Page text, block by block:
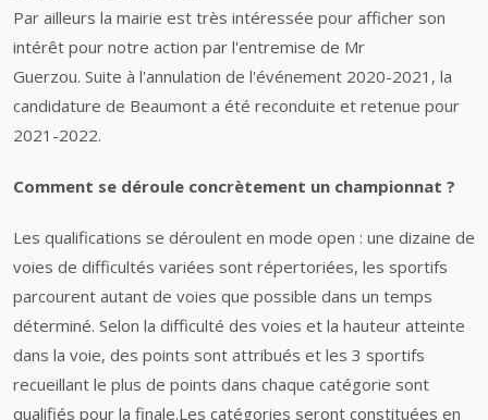
Par ailleurs la mairie est très intéressée pour afficher son
intérêt pour notre action par l'entremise de Mr
Guerzou. Suite à l'annulation de l'événement 2020-2021, la
candidature de Beaumont a été reconduite et retenue pour
2021-2022.
Comment se déroule concrètement un championnat ?
Les qualifications se déroulent en mode open : une dizaine de
voies de difficultés variées sont répertoriées, les sportifs
parcourent autant de voies que possible dans un temps
déterminé. Selon la difficulté des voies et la hauteur atteinte
dans la voie, des points sont attribués et les 3 sportifs
recueillant le plus de points dans chaque catégorie sont
qualifiés pour la finale.Les catégories seront constituées en